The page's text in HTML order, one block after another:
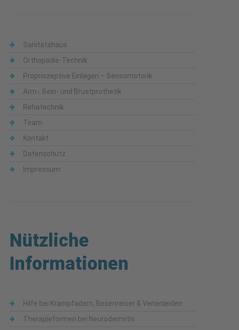
Sanitätshaus
Orthopädie-Technik
Propriozeptive Einlagen – Sensomotorik
Arm-, Bein- und Brustprothetik
Rehatechnik
Team
Kontakt
Datenschutz
Impressum
Nützliche
Informationen
Hilfe bei Krampfadern, Besenreiser & Venenleiden
Therapieformen bei Neurodermitis